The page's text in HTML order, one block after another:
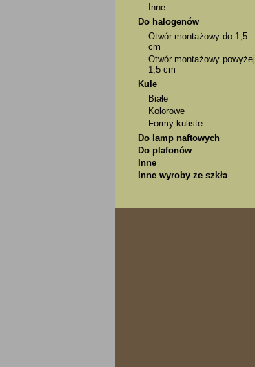
Inne
Do halogenów
Otwór montażowy do 1,5
cm
Otwór montażowy powyżej
1,5 cm
Kule
Białe
Kolorowe
Formy kuliste
Do lamp naftowych
Do plafonów
Inne
Inne wyroby ze szkła